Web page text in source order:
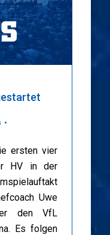
ersten vier
HV in der
Uwe
den VfL
Es folgen